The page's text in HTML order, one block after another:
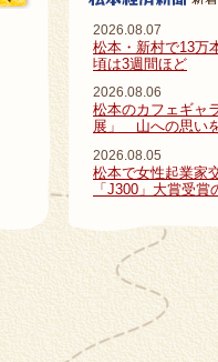
2026.08.07
松本・新村で13
頃は3週間ほど
2026.08.06
松本のカフェギャ
展」 山への思い
2026.08.05
松本で女性起業家
「J300」大賞受